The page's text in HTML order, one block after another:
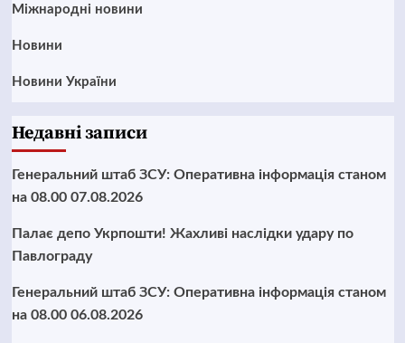
Міжнародні новини
Новини
Новини України
Недавні записи
Генеральний штаб ЗСУ: Оперативна інформація станом
на 08.00 07.08.2026
Палає депо Укрпошти! Жахливі наслідки удару по
Павлограду
Генеральний штаб ЗСУ: Оперативна інформація станом
на 08.00 06.08.2026